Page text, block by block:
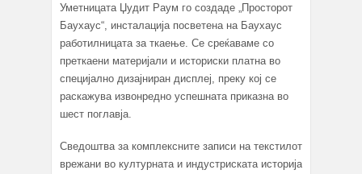
Уметницата Џудит Раум го создаде „Просторот
Баухаус“, инсталација посветена на Баухаус
работилницата за ткаење. Се среќаваме со
преткаени материјали и историски платна во
специјално дизајниран дисплеј, преку кој се
раскажува извонредно успешната приказна во
шест поглавја.
Сведоштва за комплексните записи на текстилот
врежани во културната и индустриската историја